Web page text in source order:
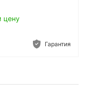
цену
Гарантия